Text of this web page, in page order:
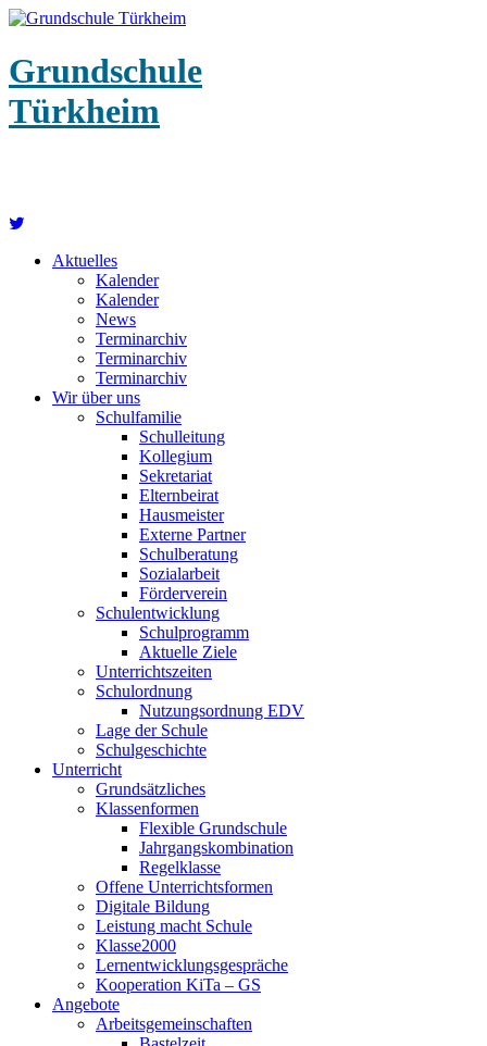
Grundschule
Türkheim
Aktuelles
Kalender
Kalender
News
Terminarchiv
Terminarchiv
Terminarchiv
Wir über uns
Schulfamilie
Schulleitung
Kollegium
Sekretariat
Elternbeirat
Hausmeister
Externe Partner
Schulberatung
Sozialarbeit
Förderverein
Schulentwicklung
Schulprogramm
Aktuelle Ziele
Unterrichtszeiten
Schulordnung
Nutzungsordnung EDV
Lage der Schule
Schulgeschichte
Unterricht
Grundsätzliches
Klassenformen
Flexible Grundschule
Jahrgangskombination
Regelklasse
Offene Unterrichtsformen
Digitale Bildung
Leistung macht Schule
Klasse2000
Lernentwicklungsgespräche
Kooperation KiTa – GS
Angebote
Arbeitsgemeinschaften